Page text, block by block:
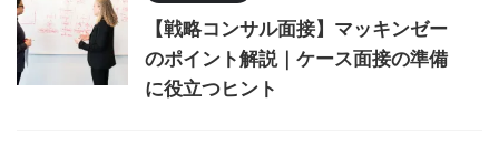
【戦略コンサル面接】マッキンゼー
のポイント解説｜ケース面接の準備
に役立つヒント